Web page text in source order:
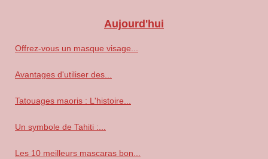
Aujourd'hui
Offrez-vous un masque visage...
Avantages d'utiliser des...
Tatouages maoris : L'histoire...
Un symbole de Tahiti :...
Les 10 meilleurs mascaras bon...